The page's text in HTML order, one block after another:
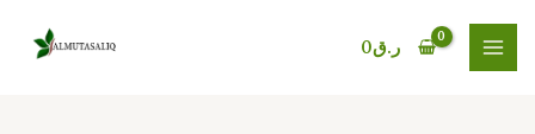
content
ر.ق0